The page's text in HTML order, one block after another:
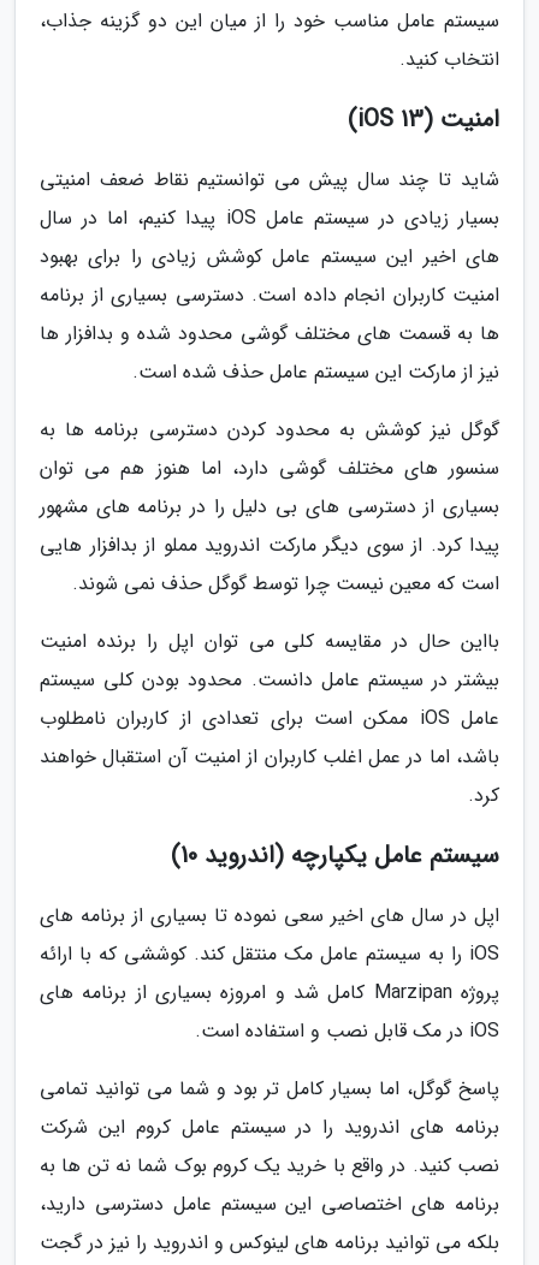
سیستم عامل مناسب خود را از میان این دو گزینه جذاب،
انتخاب کنید.
امنیت (iOS 13)
شاید تا چند سال پیش می توانستیم نقاط ضعف امنیتی
بسیار زیادی در سیستم عامل iOS پیدا کنیم، اما در سال
های اخیر این سیستم عامل کوشش زیادی را برای بهبود
امنیت کاربران انجام داده است. دسترسی بسیاری از برنامه
ها به قسمت های مختلف گوشی محدود شده و بدافزار ها
نیز از مارکت این سیستم عامل حذف شده است.
گوگل نیز کوشش به محدود کردن دسترسی برنامه ها به
سنسور های مختلف گوشی دارد، اما هنوز هم می توان
بسیاری از دسترسی های بی دلیل را در برنامه های مشهور
پیدا کرد. از سوی دیگر مارکت اندروید مملو از بدافزار هایی
است که معین نیست چرا توسط گوگل حذف نمی شوند.
بااین حال در مقایسه کلی می توان اپل را برنده امنیت
بیشتر در سیستم عامل دانست. محدود بودن کلی سیستم
عامل iOS ممکن است برای تعدادی از کاربران نامطلوب
باشد، اما در عمل اغلب کاربران از امنیت آن استقبال خواهند
کرد.
سیستم عامل یکپارچه (اندروید 10)
اپل در سال های اخیر سعی نموده تا بسیاری از برنامه های
iOS را به سیستم عامل مک منتقل کند. کوششی که با ارائه
پروژه Marzipan کامل شد و امروزه بسیاری از برنامه های
iOS در مک قابل نصب و استفاده است.
پاسخ گوگل، اما بسیار کامل تر بود و شما می توانید تمامی
برنامه های اندروید را در سیستم عامل کروم این شرکت
نصب کنید. در واقع با خرید یک کروم بوک شما نه تن ها به
برنامه های اختصاصی این سیستم عامل دسترسی دارید،
بلکه می توانید برنامه های لینوکس و اندروید را نیز در گجت